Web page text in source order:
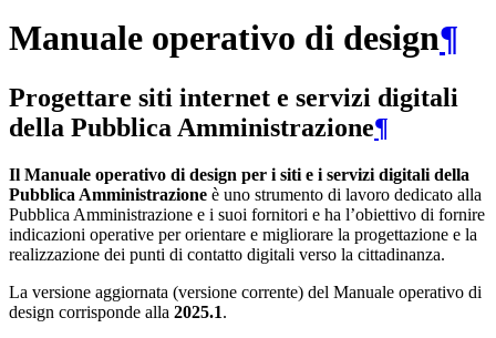
Manuale operativo di design¶
Progettare siti internet e servizi digitali
della Pubblica Amministrazione¶
Il Manuale operativo di design per i siti e i servizi digitali della
Pubblica Amministrazione è uno strumento di lavoro dedicato alla
Pubblica Amministrazione e i suoi fornitori e ha l’obiettivo di fornire
indicazioni operative per orientare e migliorare la progettazione e la
realizzazione dei punti di contatto digitali verso la cittadinanza.
La versione aggiornata (versione corrente) del Manuale operativo di
design corrisponde alla 2025.1.